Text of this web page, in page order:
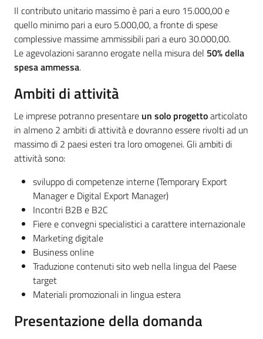
Il contributo unitario massimo è pari a euro 15.000,00 e
quello minimo pari a euro 5.000,00, a fronte di spese
complessive massime ammissibili pari a euro 30.000,00.
Le agevolazioni saranno erogate nella misura del 50%della
spesa ammessa.
Ambiti di attività
Le imprese potranno presentare un solo progettoarticolato
in almeno 2 ambiti di attività e dovranno essere rivolti ad un
massimo di 2 paesi esteri tra loro omogenei. Gli ambiti di
attività sono:
sviluppo di competenze interne (Temporary Export
Manager e Digital Export Manager)
Incontri B2B e B2C
Fiere e convegni specialistici a carattere internazionale
Marketing digitale
Business online
Traduzione contenuti sito web nella lingua del Paese
target
Materiali promozionali in lingua estera
Presentazione della domanda